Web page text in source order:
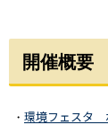
開催概要
・ 環境フェスタ